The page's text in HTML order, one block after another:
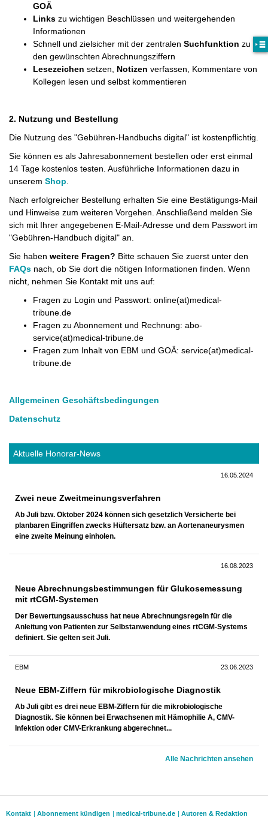
GOÄ
Links zu wichtigen Beschlüssen und weitergehenden
Informationen
Schnell und zielsicher mit der zentralen Suchfunktion zu
den gewünschten Abrechnungsziffern
Lesezeichen setzen, Notizen verfassen, Kommentare von
Kollegen lesen und selbst kommentieren
2. Nutzung und Bestellung
Die Nutzung des "Gebühren-Handbuchs digital" ist kostenpflichtig.
Sie können es als Jahresabonnement bestellen oder erst einmal
14 Tage kostenlos testen. Ausführliche Informationen dazu in
unserem Shop
Nach erfolgreicher Bestellung erhalten Sie eine Bestätigungs-Mail
und Hinweise zum weiteren Vorgehen. Anschließend melden Sie
sich mit Ihrer angegebenen E-Mail-Adresse und dem Passwort im
"Gebühren-Handbuch digital" an.
Sie haben weitere Fragen? Bitte schauen Sie zuerst unter den
FAQs nach, ob Sie dort die nötigen Informationen finden. Wenn
nicht, nehmen Sie Kontakt mit uns auf:
Fragen zu Login und Passwort: online(at)medical-
tribune.de
Fragen zu Abonnement und Rechnung: abo-
service(at)medical-tribune.de
Fragen zum Inhalt von EBM und GOÄ: service(at)medical-
tribune.de
Allgemeinen Geschäftsbedingungen
Datenschutz
Aktuelle Honorar-News
16.05.2024
Zwei neue Zweitmeinungsverfahren
Ab Juli bzw. Oktober 2024 können sich gesetzlich Versicherte bei
planbaren Eingriffen zwecks Hüftersatz bzw. an Aortenaneurysmen
eine zweite Meinung einholen.
16.08.2023
Neue Abrechnungsbestimmungen für Glukosemessung
mit rtCGM-Systemen
Der Bewertungsausschuss hat neue Abrechnungsregeln für die
Anleitung von Patienten zur Selbstanwendung eines rtCGM-Systems
definiert. Sie gelten seit Juli.
EBM 23.06.2023
Neue EBM-Ziffern für mikrobiologische Diagnostik
Ab Juli gibt es drei neue EBM-Ziffern für die mikrobiologische
Diagnostik. Sie können bei Erwachsenen mit Hämophilie A, CMV-
Infektion oder CMV-Erkrankung abgerechnet...
Alle Nachrichten ansehen
Kontakt | Abonnement kündigen | medical-tribune.de | Autoren & Redaktion